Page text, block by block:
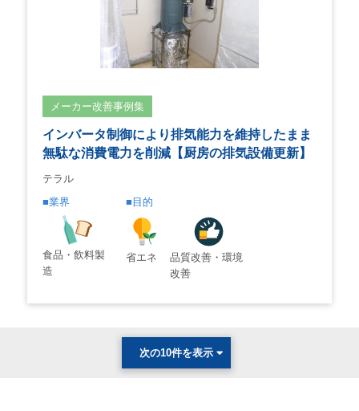
メーカー改善事例集
インバータ制御により排気能力を維持したまま
無駄な消費電力を削減【厨房の排気設備更新】
テラル
業界
食品・飲料製
造
目的
省エネ
品質改善・環境
改善
次の10件を表示